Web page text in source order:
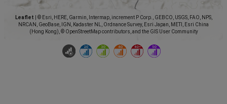
Leaflet
© Esri, HERE, Garmin, Intermap, increment P Corp., GEBCO, USGS, FAO, NPS,
NRCAN, GeoBase, IGN, Kadaster NL, Ordnance Survey, Esri Japan, METI, Esri China
(Hong Kong), © OpenStreetMap contributors, and the GIS User Community